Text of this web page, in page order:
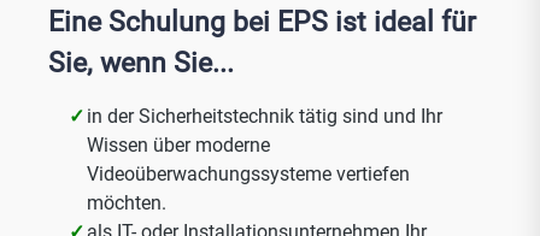
Eine Schulung bei EPS ist ideal für
Sie, wenn Sie...
in der Sicherheitstechnik tätig sind und Ihr
Wissen über moderne
Videoüberwachungssysteme vertiefen
möchten.